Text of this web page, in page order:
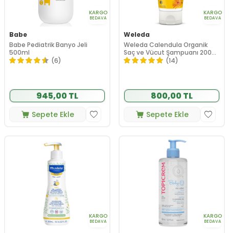
KARGO
BEDAVA
Babe
Babe Pediatrik Banyo Jeli
500ml
(6)
945,00 TL
Sepete Ekle
KARGO
BEDAVA
Weleda
Weleda Calendula Organik
Saç ve Vücut Şampuanı 200
ml
(14)
800,00 TL
Sepete Ekle
KARGO
BEDAVA
KARGO
BEDAVA